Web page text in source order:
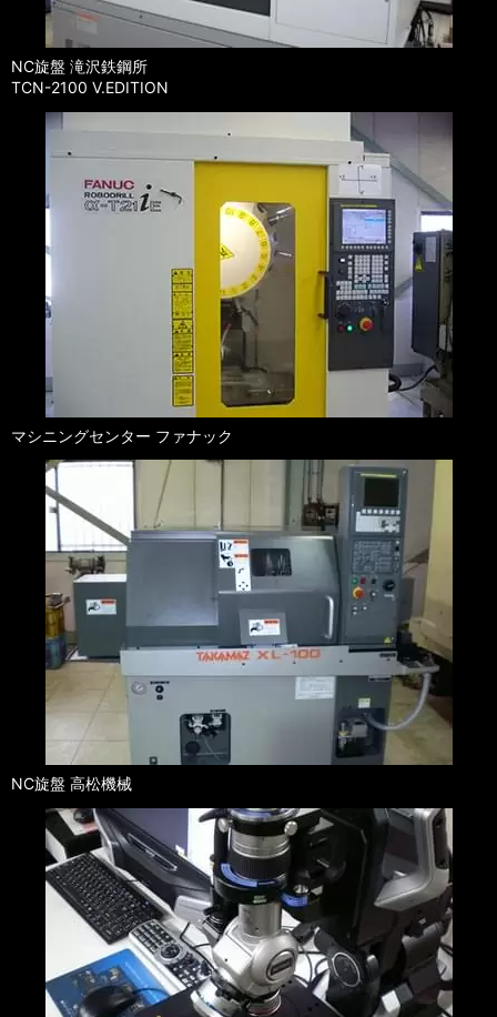
NC旋盤 滝沢鉄鋼所
TCN-2100 V.EDITION
マシニングセンター ファナック
NC旋盤 高松機械